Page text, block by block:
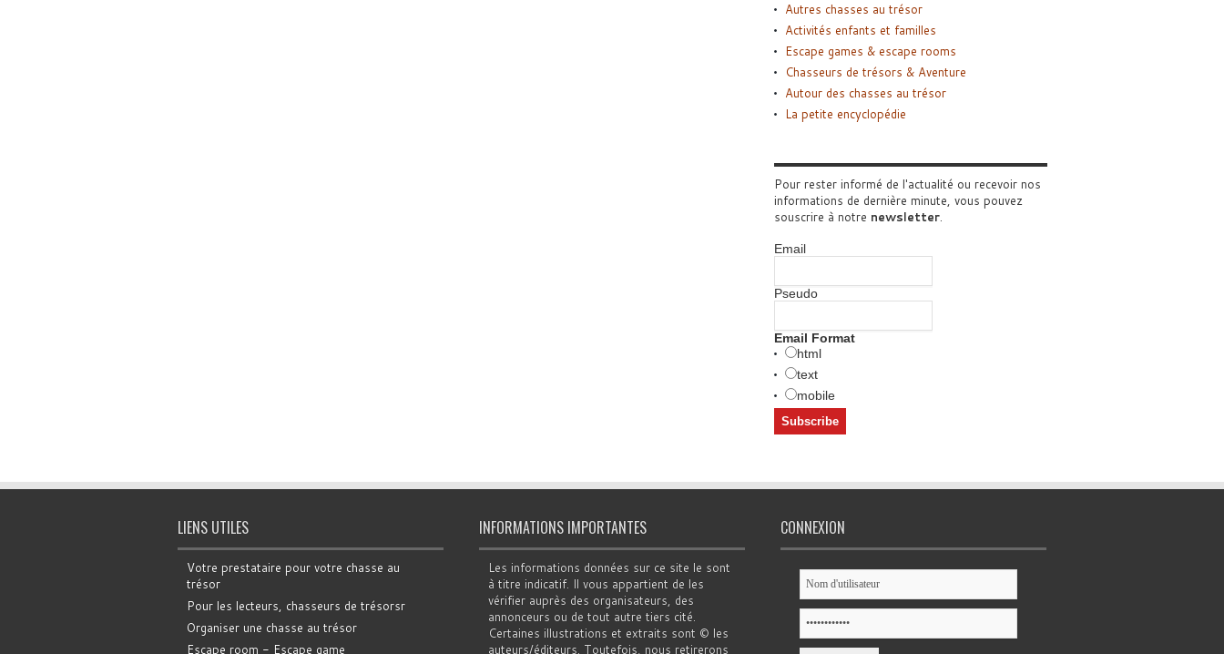
Autres chasses au trésor
Activités enfants et familles
Escape games & escape rooms
Chasseurs de trésors & Aventure
Autour des chasses au trésor
La petite encyclopédie
Pour rester informé de l'actualité ou recevoir nos
informations de dernière minute, vous pouvez
souscrire à notre newsletter.
Email
Pseudo
Email Format
html
text
mobile
LIENS UTILES
Votre prestataire pour votre chasse au
trésor
Pour les lecteurs, chasseurs de trésorsr
Organiser une chasse au trésor
Escape room - Escape game
INFORMATIONS IMPORTANTES
Les informations données sur ce site le sont
à titre indicatif. Il vous appartient de les
vérifier auprès des organisateurs, des
annonceurs ou de tout autre tiers cité.
Certaines illustrations et extraits sont © les
auteurs/éditeurs. Toutefois, nous retirerons
CONNEXION